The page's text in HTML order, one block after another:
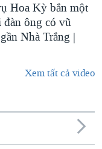
Hoa Kỳ bắn một
đàn ông có vũ
Nhà Trắng |
Xem tất cả video